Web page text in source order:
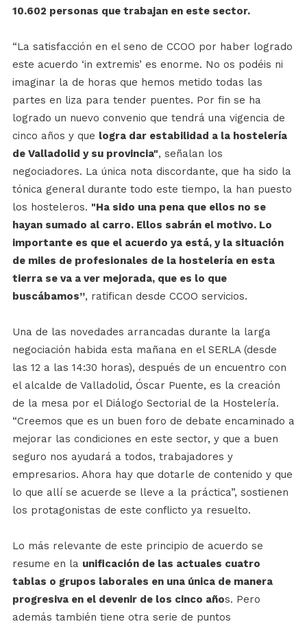
10.602 personas que trabajan en este sector.
“La satisfacción en el seno de CCOO por haber logrado
este acuerdo ‘in extremis’ es enorme. No os podéis ni
imaginar la de horas que hemos metido todas las
partes en liza para tender puentes. Por fin se ha
logrado un nuevo convenio que tendrá una vigencia de
cinco años y que logra dar estabilidad a la hostelería
de Valladolid y su provincia", señalan los
negociadores. La única nota discordante, que ha sido la
tónica general durante todo este tiempo, la han puesto
los hosteleros. "Ha sido una pena que ellos no se
hayan sumado al carro. Ellos sabrán el motivo. Lo
importante es que el acuerdo ya está, y la situación
de miles de profesionales de la hostelería en esta
tierra se va a ver mejorada, que es lo que
buscábamos”, ratifican desde CCOO servicios.
Una de las novedades arrancadas durante la larga
negociación habida esta mañana en el SERLA (desde
las 12 a las 14:30 horas), después de un encuentro con
el alcalde de Valladolid, Óscar Puente, es la creación
de la mesa por el Diálogo Sectorial de la Hostelería.
“Creemos que es un buen foro de debate encaminado a
mejorar las condiciones en este sector, y que a buen
seguro nos ayudará a todos, trabajadores y
empresarios. Ahora hay que dotarle de contenido y que
lo que allí se acuerde se lleve a la práctica”, sostienen
los protagonistas de este conflicto ya resuelto.
Lo más relevante de este principio de acuerdo se
resume en la unificación de las actuales cuatro
tablas o grupos laborales en una única de manera
progresiva en el devenir de los cinco años. Pero
además también tiene otra serie de puntos